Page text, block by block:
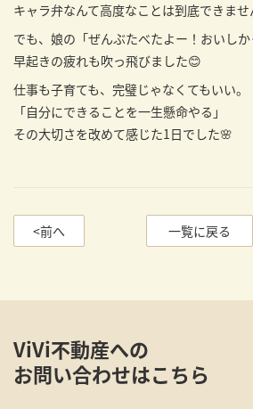
キャラ弁なんて高度なことは到底できませ
でも、娘の「ぜんぶたべたよー！おいしか
早起きの疲れも吹っ飛びました😊
仕事も子育ても、完璧じゃなくてもいい。
「自分にできることを一生懸命やる」
その大切さを改めて感じた1日でした🌸
<前へ 一覧に戻る
ViVi不動産への
お問い合わせはこちら